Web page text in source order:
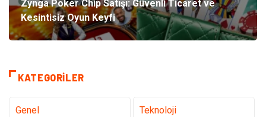
Zynga Poker Chip Satışı: Güvenli Ticaret ve
Kesintisiz Oyun Keyfi
KATEGORILER
Genel Teknoloji